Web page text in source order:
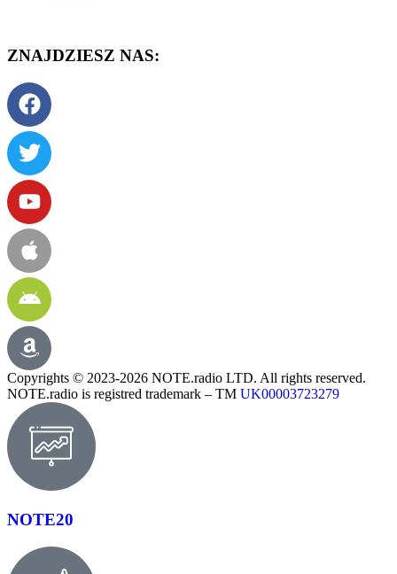
ZNAJDZIESZ NAS:
Copyrights © 2023-2026 NOTE.radio LTD. All rights reserved.
NOTE.radio is registred trademark – TM UK00003723279
NOTE20